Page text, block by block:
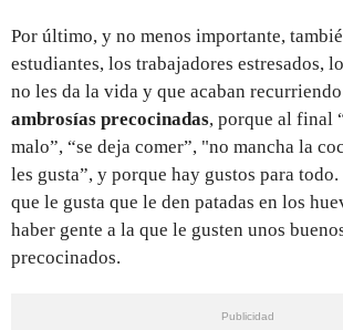
Por último, y no menos importante,
estudiantes, los trabajadores estresados,
no les da la vida y que acaban recurriendo
ambrosías precocinadas, porque al final
malo”, “se deja comer”, "no mancha la
les gusta”, y porque hay gustos para
que le gusta que le den patadas en los
haber gente a la que le gusten unos
precocinados.